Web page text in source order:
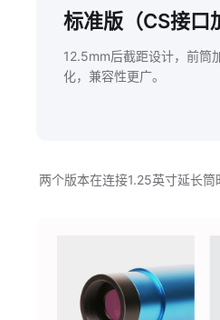
标准版（CS接口
12.5mm后截距设计，前筒
化，兼容性更广。
两个版本在连接1.25英寸延长筒